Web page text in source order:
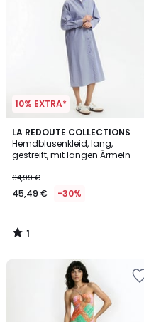
10% EXTRA*
LA REDOUTE COLLECTIONS
Hemdblusenkleid, lang,
gestreift, mit langen Ärmeln
64,99 €
45,49 € -30%
1
/
5
1
/